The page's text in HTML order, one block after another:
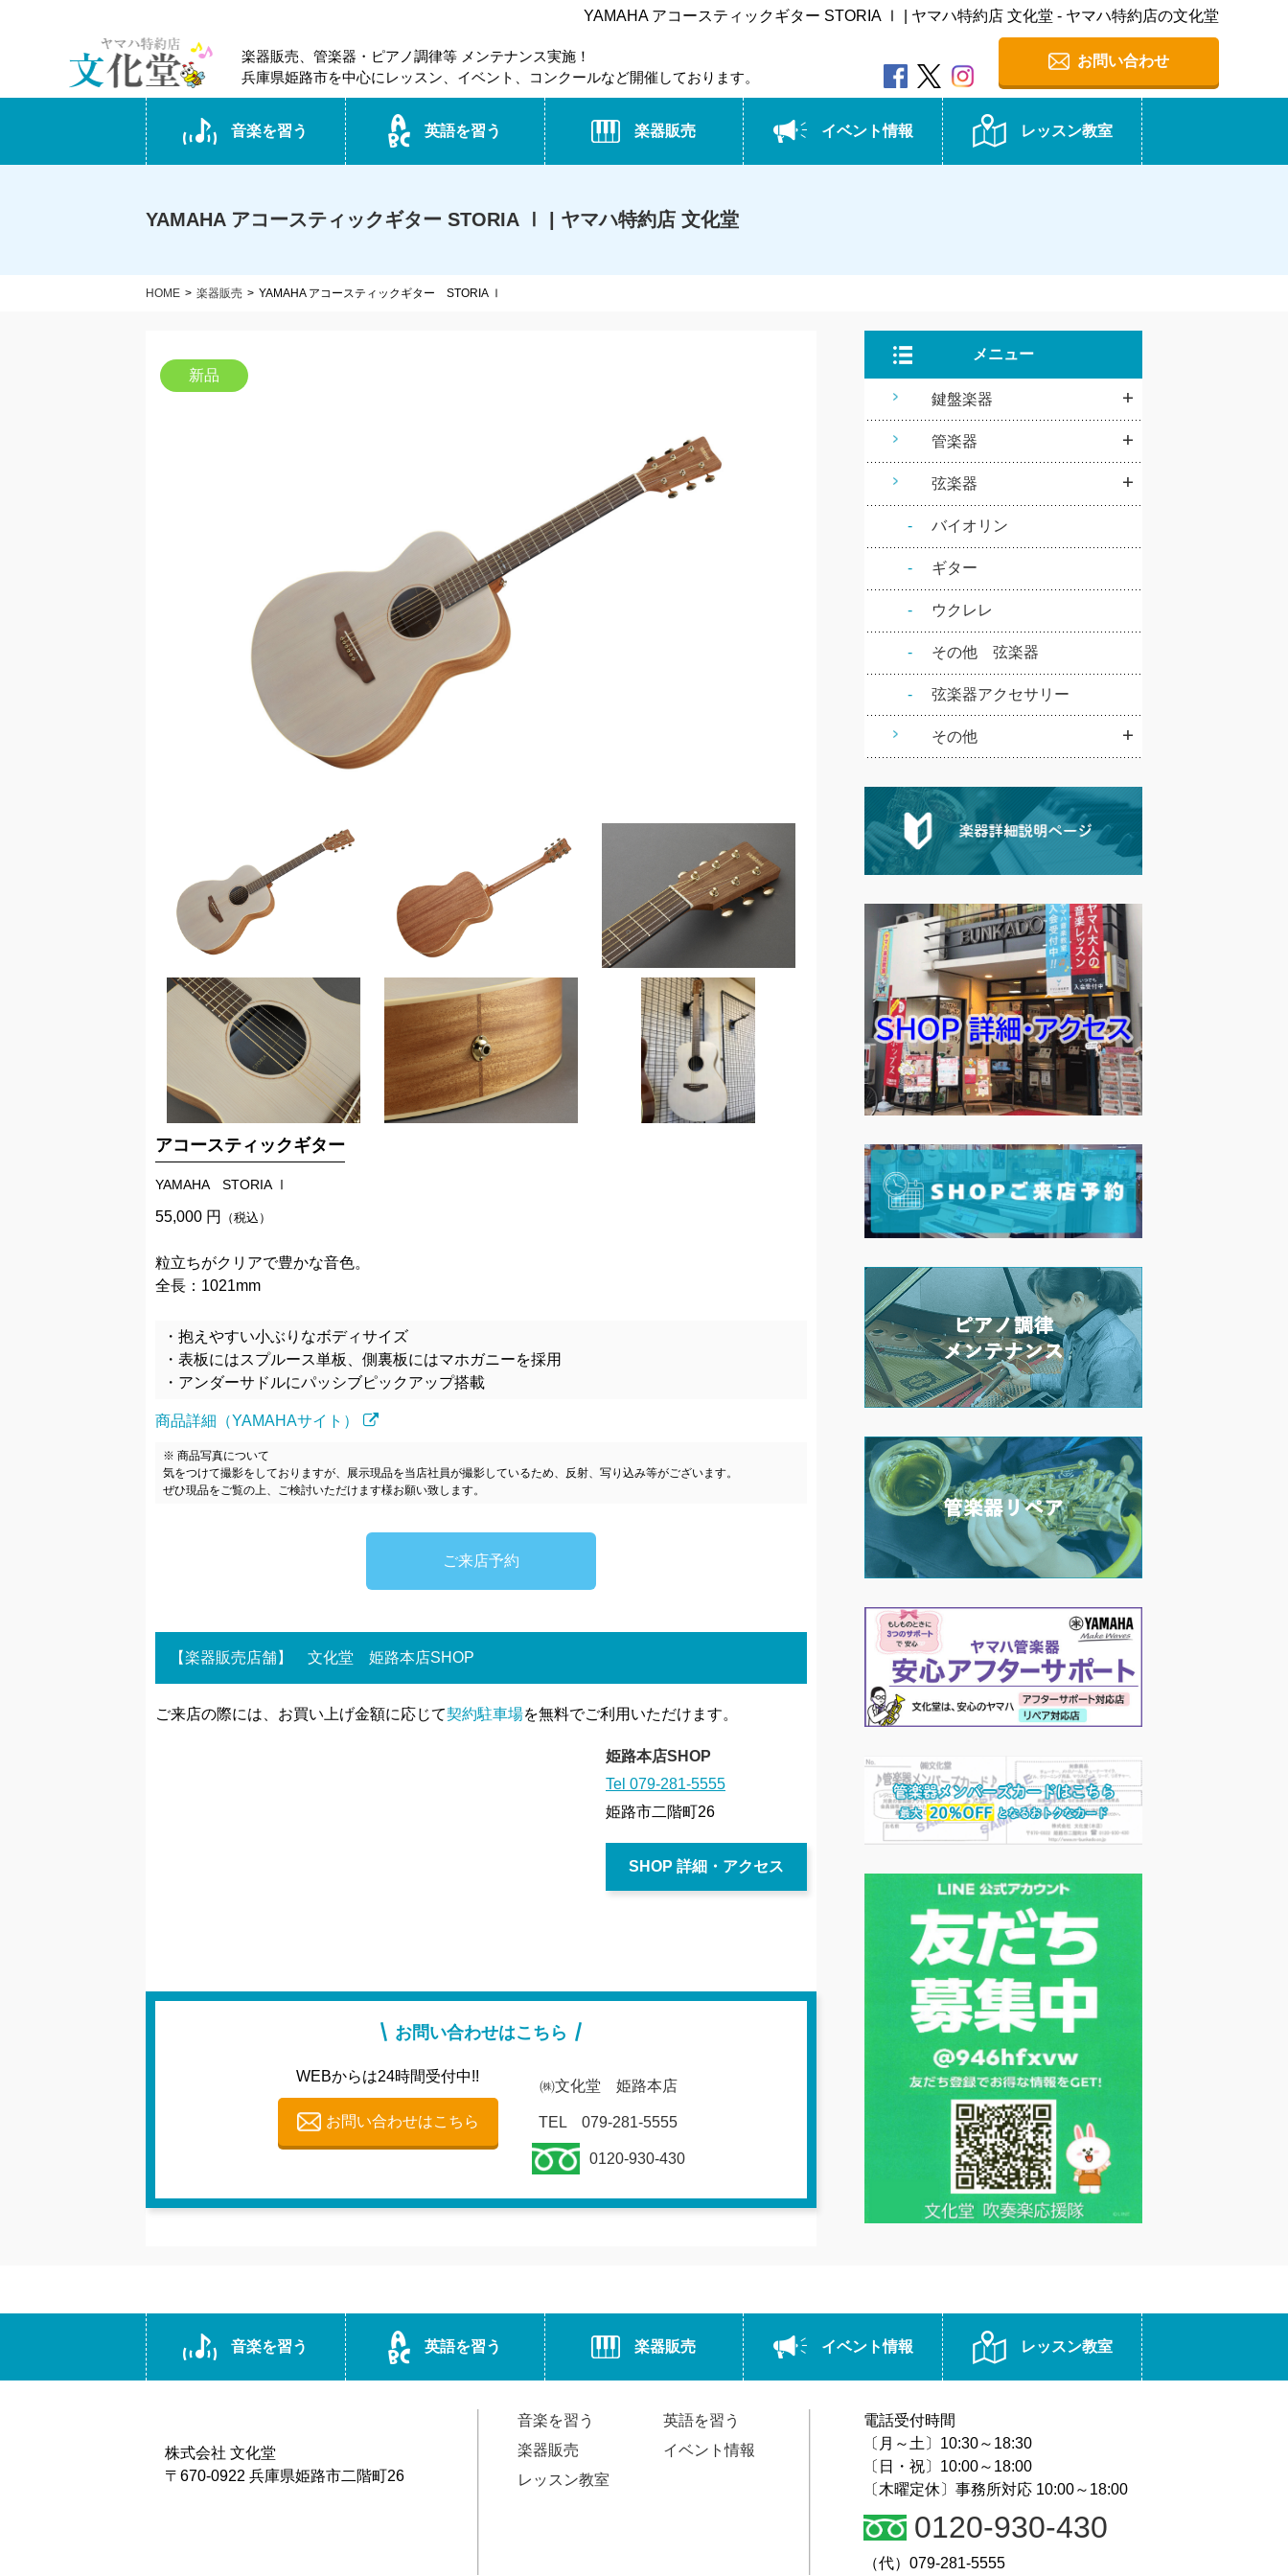
YAMAHA アコースティックギター STORIA Ⅰ | ヤマハ特約店 文化堂 - ヤマハ特約店の文化堂
楽器販売、管楽器・ピアノ調律等 メンテナンス実施！
兵庫県姫路市を中心にレッスン、イベント、コンクールなど開催しております。
お問い合わせ
音楽を習う 英語を習う 楽器販売 イベント情報 レッスン教室
YAMAHA アコースティックギター STORIA Ⅰ | ヤマハ特約店 文化堂
HOME 楽器販売 YAMAHA アコースティックギター STORIA Ⅰ
新品
アコースティックギター
YAMAHA STORIA Ⅰ
55,000 円 （税込）
粒立ちがクリアで豊かな音色。
全長：1021mm
・抱えやすい小ぶりなボディサイズ
・表板にはスプルース単板、側裏板にはマホガニーを採用
・アンダーサドルにパッシブピックアップ搭載
商品詳細（YAMAHAサイト）
※ 商品写真について
気をつけて撮影をしておりますが、展示現品を当店社員が撮影しているため、反射、写り込み等がございます。
ぜひ現品をご覧の上、ご検討いただけます様お願い致します。
ご来店予約
【楽器販売店舗】 文化堂 姫路本店SHOP
ご来店の際には、お買い上げ金額に応じて契約駐車場を無料でご利用いただけます。
姫路本店SHOP
Tel 079-281-5555
姫路市二階町26
SHOP 詳細・アクセス
お問い合わせはこちら
WEBからは24時間受付中!!
お問い合わせはこちら
㈱文化堂 姫路本店
TEL 079-281-5555
0120-930-430
メニュー
鍵盤楽器
管楽器
弦楽器
バイオリン
ギター
ウクレレ
その他 弦楽器
弦楽器アクセサリー
その他
音楽を習う 英語を習う 楽器販売 イベント情報 レッスン教室
株式会社 文化堂
〒670-0922 兵庫県姫路市二階町26
音楽を習う
英語を習う
楽器販売
イベント情報
レッスン教室
電話受付時間
〔月～土〕10:30～18:30
〔日・祝〕10:00～18:00
〔木曜定休〕事務所対応 10:00～18:00
0120-930-430
（代）079-281-5555